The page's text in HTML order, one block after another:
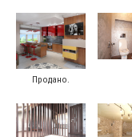
Продано.